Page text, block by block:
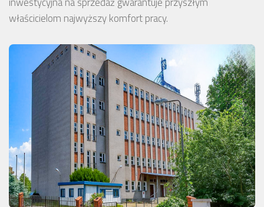
właścicielom najwyższy komfort pracy.